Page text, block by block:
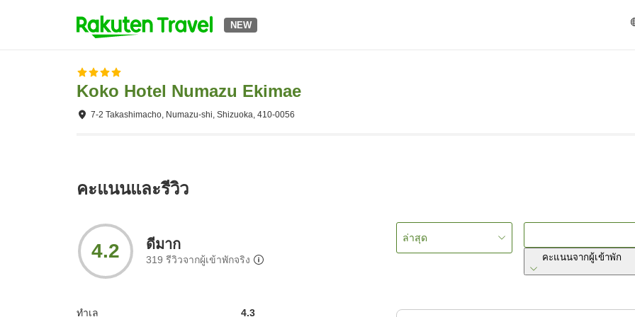
NEW
Koko Hotel Numazu Ekimae
7-2 Takashimacho, Numazu-shi, Shizuoka, 410-0056
คะแนนและรีวิว
4.2 ดีมาก
319 รีวิวจากผู้เข้าพักจริง
ทำเล 4.3
ล่าสุด
คะแนนจากผู้เข้าพัก